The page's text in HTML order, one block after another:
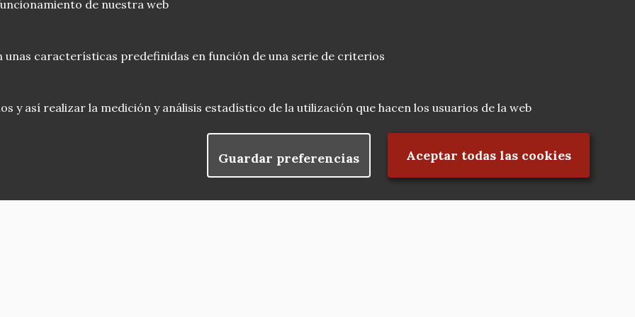
de nuestra web
unas características predefinidas en función de una serie de criterios
y así realizar la medición y análisis estadístico de la utilización que hacen los usuarios de la web
Guardar preferencias Aceptar todas las cookies
Rechazar el consentimiento